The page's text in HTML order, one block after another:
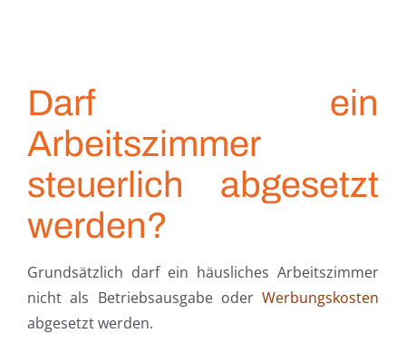
Darf ein
Arbeitszimmer
steuerlich abgesetzt
werden?
Grundsätzlich darf ein häusliches Arbeitszimmer
nicht als Betriebsausgabe oderWerbungskosten
abgesetzt werden.